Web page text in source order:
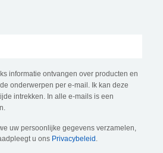
informatie ontvangen over producten en
onderwerpen per e-mail. Ik kan deze
intrekken. In alle e-mails is een
uw persoonlijke gegevens verzamelen,
u ons Privacybeleid .